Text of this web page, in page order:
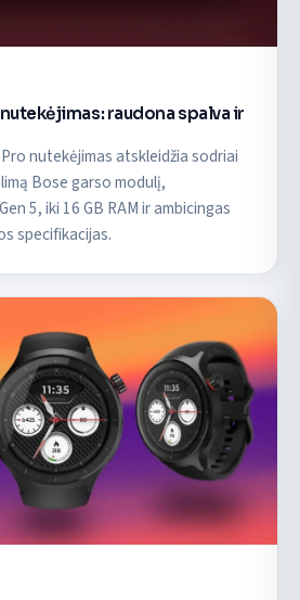
raudona spalva ir
nutekėjimas atskleidžia sodriai
Bose garso modulį,
5, iki 16 GB RAM ir ambicingas
specifikacijas.